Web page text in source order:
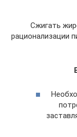
Сжигать
рационализации